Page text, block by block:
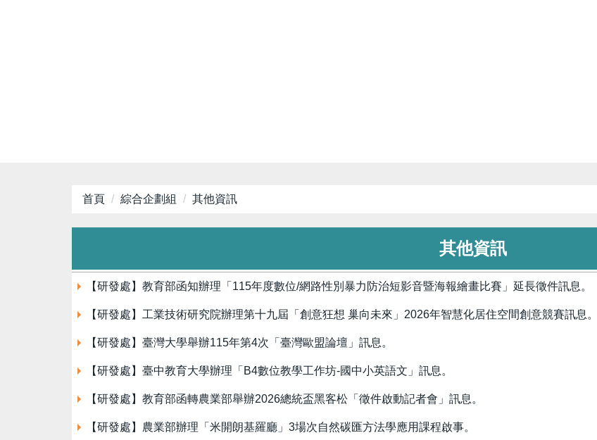
首頁 綜合企劃組 其他資訊
其他資訊
【研發處】教育部函知辦理「115年度數位/網路性別暴力防治短影音暨海報繪畫比賽」延長徵件訊息。
【研發處】工業技術研究院辦理第十九屆「創意狂想 巢向未來」2026年智慧化居住空間創意競賽訊息。
【研發處】臺灣大學舉辦115年第4次「臺灣歐盟論壇」訊息。
【研發處】臺中教育大學辦理「B4數位教學工作坊-國中小英語文」訊息。
【研發處】教育部函轉農業部舉辦2026總統盃黑客松「徵件啟動記者會」訊息。
【研發處】農業部辦理「米開朗基羅廳」3場次自然碳匯方法學應用課程啟事。